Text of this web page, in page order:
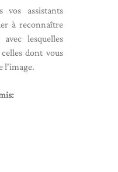
vos assistants
à reconnaître
lesquelles
dont vous
l'image.